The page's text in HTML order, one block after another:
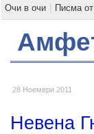
Очи в очи
Писма
28 Ноември 2011
Невена